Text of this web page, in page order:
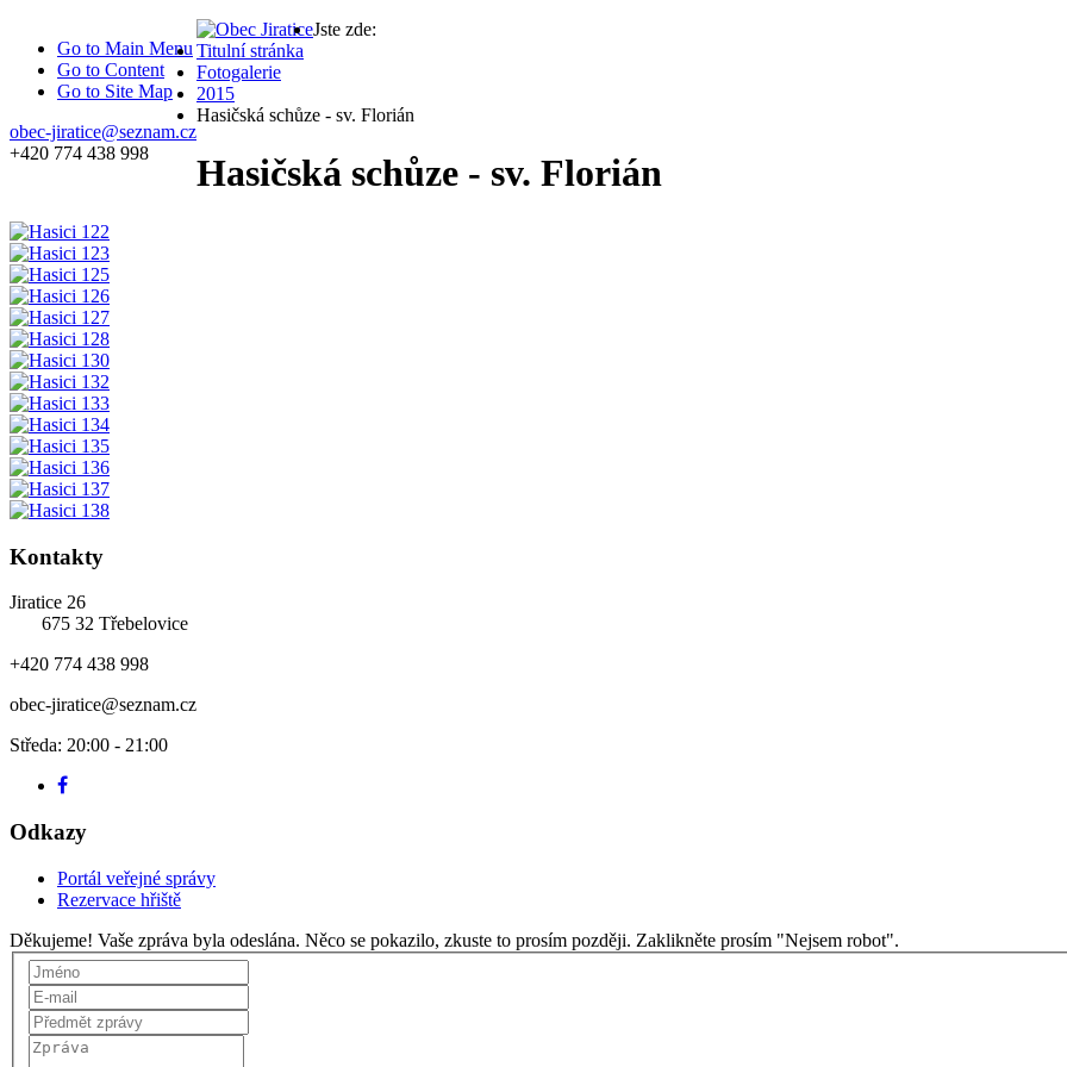
Go to Main Menu
Go to Content
Go to Site Map
obec-jiratice@seznam.cz
+420 774 438 998
Jste zde:
Titulní stránka
Fotogalerie
2015
Hasičská schůze - sv. Florián
Hasičská schůze - sv. Florián
Kontakty
Jiratice 26
675 32 Třebelovice
+420 774 438 998
obec-jiratice@seznam.cz
Středa: 20:00 - 21:00
Odkazy
Portál veřejné správy
Rezervace hřiště
Děkujeme! Vaše zpráva byla odeslána. Něco se pokazilo, zkuste to prosím později. Zaklikněte prosím "Nejsem robot".